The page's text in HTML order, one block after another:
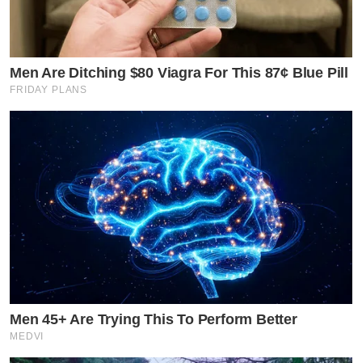
Men Are Ditching $80 Viagra For This 87¢ Blue Pill
FRIDAY PLANS
Men 45+ Are Trying This To Perform Better
MEDVI